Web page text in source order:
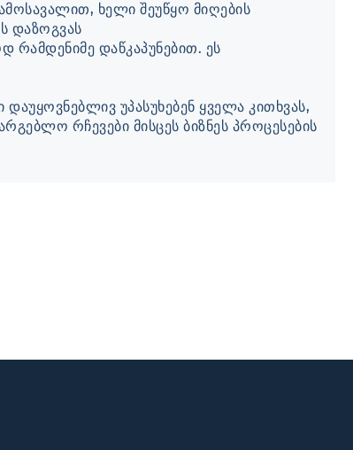
ხელი შეუწყო მიღების
დაზოგვას
დაწკაპუნებით. ეს
დაუყოვნებლივ უპასუხებენ ყველა კითხვას,
რჩევები მისცეს ბიზნეს პროცესების